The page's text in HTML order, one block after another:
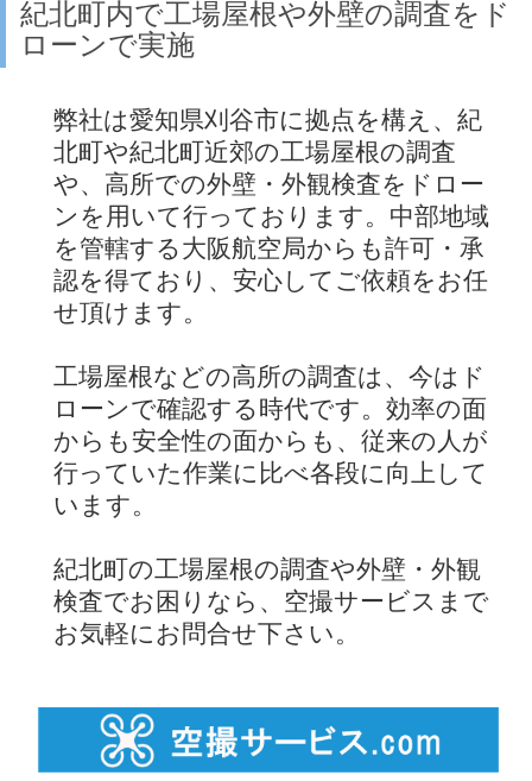
紀北町内で工場屋根や外壁の調査をド
ローンで実施
弊社は愛知県刈谷市に拠点を構え、紀
北町や紀北町近郊の工場屋根の調査
や、高所での外壁・外観検査をドロー
ンを用いて行っております。中部地域
を管轄する大阪航空局からも許可・承
認を得ており、安心してご依頼をお任
せ頂けます。
工場屋根などの高所の調査は、今はド
ローンで確認する時代です。効率の面
からも安全性の面からも、従来の人が
行っていた作業に比べ各段に向上して
います。
紀北町の工場屋根の調査や外壁・外観
検査でお困りなら、空撮サービスまで
お気軽にお問合せ下さい。